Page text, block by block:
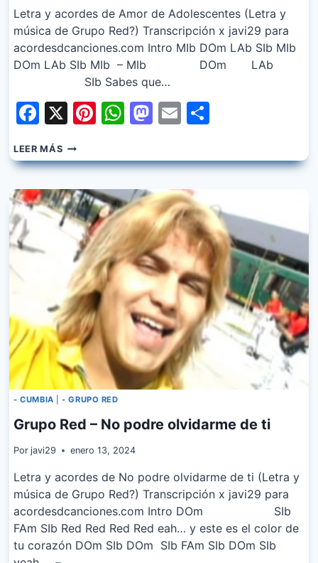
Letra y acordes de Amor de Adolescentes (Letra y
música de Grupo Red?) Transcripción x javi29 para
acordesdcanciones.com Intro MIb DOm LAb SIb MIb
DOm LAb SIb MIb – MIb DOm LAb
SIb Sabes que…
Facebook
X Pinterest
WhatsApp
Mastodon
Email
LEER MÁSGRUPO
RED
–
DE
ADOLESCENTES
- CUMBIA |- GRUPO RED
Grupo Red – No podre olvidarme de ti
Por javi29 enero 13, 2024
Letra y acordes de No podre olvidarme de ti (Letra y
música de Grupo Red?) Transcripción x javi29 para
acordesdcanciones.com Intro DOm SIb
FAm SIb Red Red Red Red eah… y este es el color de
tu corazón DOm SIb DOm SIb FAm SIb DOm SIb